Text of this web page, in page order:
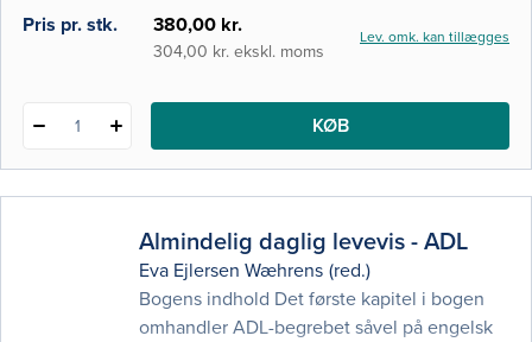
grundigt revideret og opdateret med
i-bog
Pris pr. stk. 380,00 kr.
304,00 kr. ekskl. moms
Lev. omk. kan tillægges
1 KØB
Almindelig daglig levevis - ADL
Eva Ejlersen Wæhrens (red.)
Bogens indhold Det første kapitel i bogen
omhandler ADL-begrebet såvel på engelsk